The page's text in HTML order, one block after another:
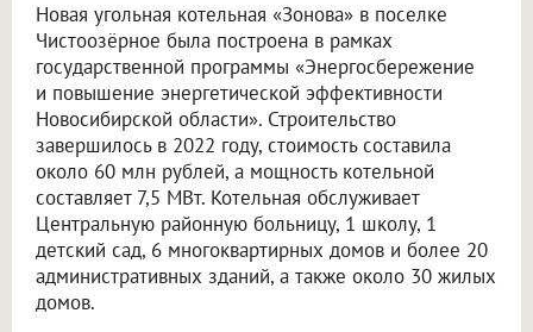
Новая угольная котельная «Зонова» в поселке
Чистоозёрное была построена в рамках
государственной программы «Энергосбережение
и повышение энергетической эффективности
Новосибирской области». Строительство
завершилось в 2022 году, стоимость составила
около 60 млн рублей, а мощность котельной
составляет 7,5 МВт. Котельная обслуживает
Центральную районную больницу, 1 школу, 1
детский сад, 6 многоквартирных домов и более 20
административных зданий, а также около 30 жилых
домов.